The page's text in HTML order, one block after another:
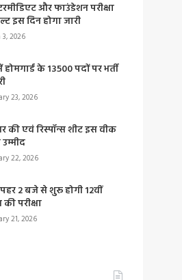
और फाउंडेशन परीक्षा
इस दिन होगा जारी
2026
होमगार्ड के 13500 पदों पर भर्ती
23, 2026
की एवं रिस्पॉन्स शीट इस वीक
22, 2026
2 बजे से शुरू होगी 12वीं
परीक्षा
21, 2026